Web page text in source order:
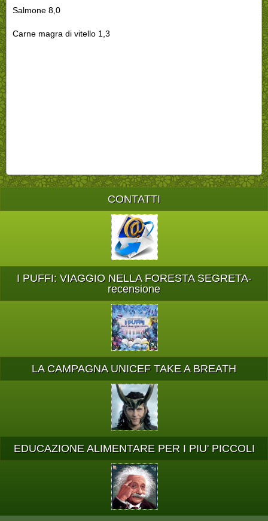
Salmone 8,0
Carne magra di vitello 1,3
CONTATTI
I PUFFI: VIAGGIO NELLA FORESTA SEGRETA-
recensione
LA CAMPAGNA UNICEF TAKE A BREATH
EDUCAZIONE ALIMENTARE PER I PIU' PICCOLI